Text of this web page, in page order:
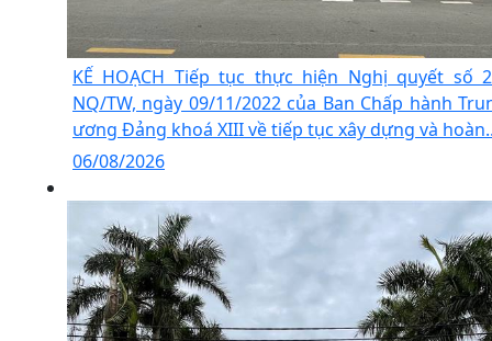
KẾ HOẠCH Tiếp tục thực hiện Nghị quyết số
NQ/TW, ngày 09/11/2022 của Ban Chấp hành
ương Đảng khoá XIII về tiếp tục xây dựng và
06/08/2026